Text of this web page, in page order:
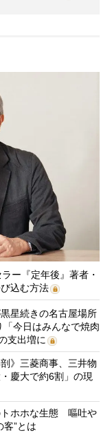
ー『定年後』著者・
込む方法
星続きの名古屋場所
今日はみんなで焼肉
支出増に
》三菱商事、三井物
慶大で約6割」の現
トホホな生態 嘔吐や
”とは